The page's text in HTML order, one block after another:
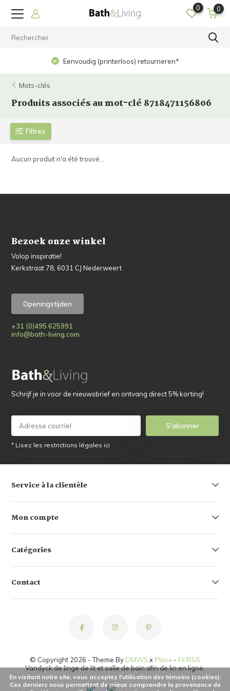
0 0
Eenvoudig (printerloos) retourneren*
Mots-clés
Produits associés au mot-clé 8718471156806
Filtres
Aucun produit n'a été trouvé...
Bezoek onze winkel
Volop inspiratie!
Kerkstraat 78, 6031 CJ Nederweert
Openingstijden
+31 (0)495 625991
info@bath-living.com
Schrijf je in voor de nieuwsbrief en ontvang direct 5% korting!
S'abonner
* Lisez les restrictions légales ici
Service à la clientèle
Mon compte
Catégories
Contact
© Copyright 2026 - Theme By DMWS x Plus+ - Fil RSS
Vandyck de linge de lit et salle de bain afin de lin en ligne.
En visitant notre site, vous acceptez l'utilisation des témoins (cookies).
Ces derniers nous permettent de mieux comprendre la provenance de